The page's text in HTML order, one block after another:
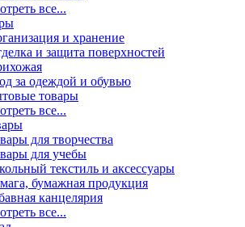
все...
и хранение
и защита поверхностей
за одеждой и обувью
товары
все...
для творчества
для учебы
текстиль и аксессуары
бумажная продукция
канцелярия
все...